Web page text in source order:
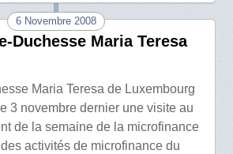
6 Novembre 2008
Duchesse Maria Teresa
Maria Teresa de Luxembourg
3 novembre dernier une visite au
de la semaine de la microfinance
activités de microfinance du